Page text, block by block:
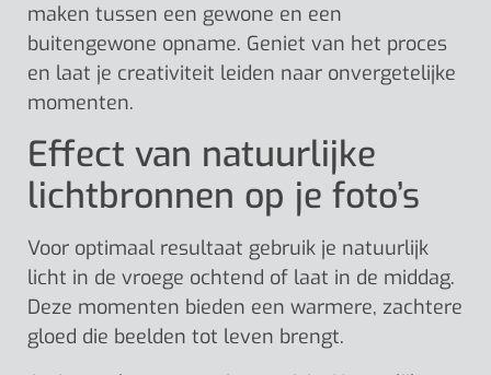
maken tussen een gewone en een
buitengewone opname. Geniet van het proces
en laat je creativiteit leiden naar onvergetelijke
momenten.
Effect van natuurlijke
lichtbronnen op je foto’s
Voor optimaal resultaat gebruik je natuurlijk
licht in de vroege ochtend of laat in de middag.
Deze momenten bieden een warmere, zachtere
gloed die beelden tot leven brengt.